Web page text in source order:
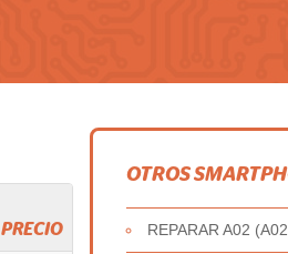
PRECIO
OTROS
REPARAR A02